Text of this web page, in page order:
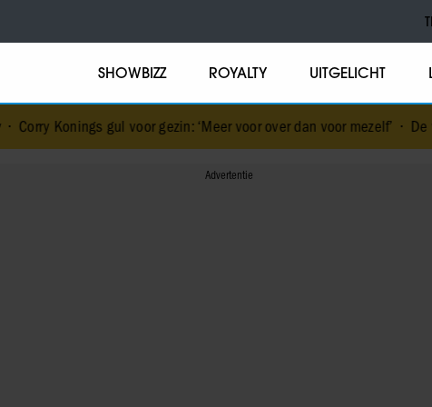
SHOWBIZZ ROYALTY UITGELICHT
voor gezin: ‘Meer voor over dan voor mezelf’•De